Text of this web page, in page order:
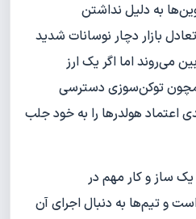
به دلیل نداشتن
بازار دچار نوسانات شدید
می‌روند اما اگر یک ارز
توکن‌سوزی دسترسی
اعتماد هولدرها را به خود جلب
ساز و کار مهم در
و تیم‌ها به دنبال اجرای آن